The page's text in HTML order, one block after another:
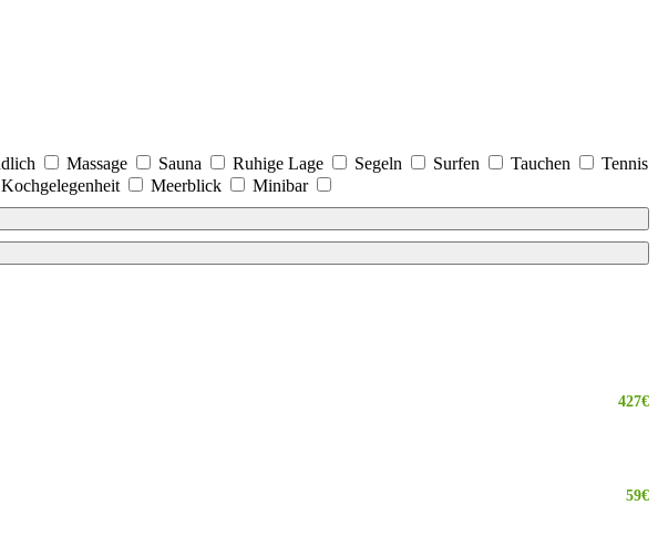
Massage Sauna Ruhige Lage Segeln Surfen Tauchen
Tennis
Kochgelegenheit Meerblick Minibar
427€
59€